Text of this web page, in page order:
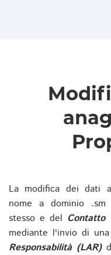
La modifica dei dati
nome a dominio
stesso e del Contatto
mediante l'invio di
Responsabilità (LAR)